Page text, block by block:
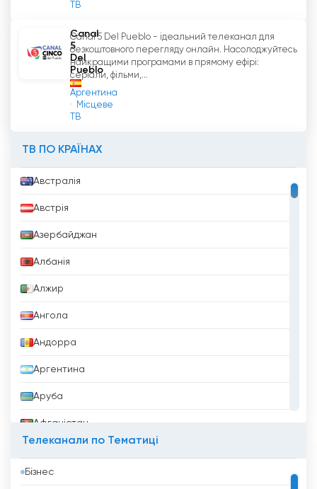
ТВ
Canal
5
Del
Pueblo
Аргентина
Місцеве
ТВ
Canal 5 Del Pueblo - ідеальний телеканал для
безкоштовного перегляду онлайн. Насолоджуйтесь
найкращими програмами в прямому ефірі:
серіали, фільми,...
ТВ ПО КРАЇНАХ
Австралія
Австрія
Азербайджан
Албанія
Алжир
Ангола
Андорра
Аргентина
Аруба
Афганістан
Барбадос
Телеканали по Тематиці
Бізнес